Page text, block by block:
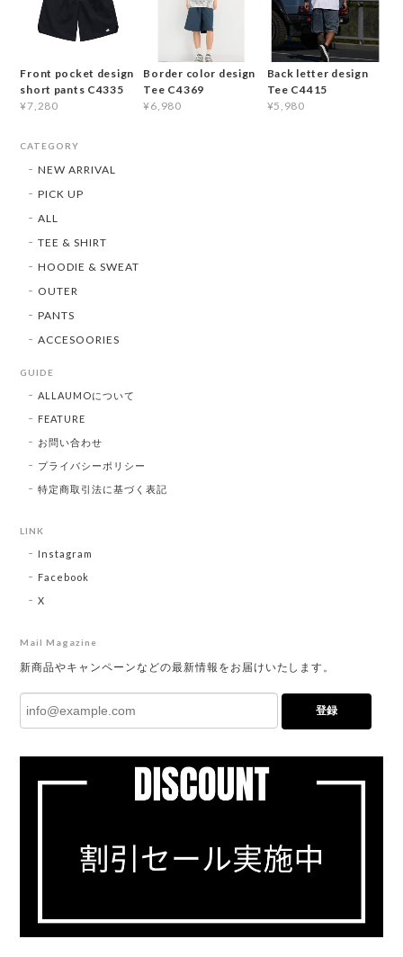
Front pocket design
short pants C4335
¥7,280
Border color design
Tee C4369
¥6,980
Back letter design
Tee C4415
¥5,980
CATEGORY
NEW ARRIVAL
PICK UP
ALL
TEE & SHIRT
HOODIE & SWEAT
OUTER
PANTS
ACCESOORIES
GUIDE
ALLAUMOについて
FEATURE
お問い合わせ
プライバシーポリシー
特定商取引法に基づく表記
LINK
Instagram
Facebook
X
Mail Magazine
新商品やキャンペーンなどの最新情報をお届けいたします。
登録